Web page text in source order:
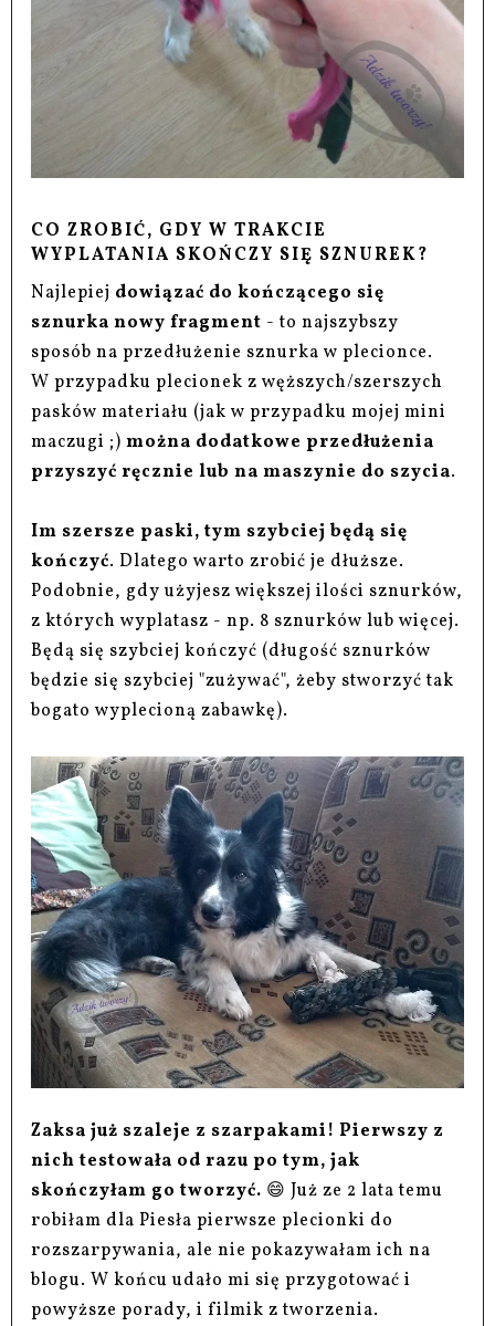
CO ZROBIĆ, GDY W TRAKCIE
WYPLATANIA SKOŃCZY SIĘ SZNUREK?
Najlepiej dowiązać do kończącego się
sznurka nowy fragment - to najszybszy
sposób na przedłużenie sznurka w plecionce.
W przypadku plecionek z węższych/szerszych
pasków materiału (jak w przypadku mojej mini
maczugi ;)można dodatkowe przedłużenia
przyszyć ręcznie lub na maszynie do szycia.
Im szersze paski, tym szybciej będą się
kończyć. Dlatego warto zrobić je dłuższe.
Podobnie, gdy użyjesz większej ilości sznurków,
z których wyplatasz - np. 8 sznurków lub więcej.
Będą się szybciej kończyć (długość sznurków
będzie się szybciej "zużywać", żeby stworzyć tak
bogato wyplecioną zabawkę).
Zaksa już szaleje z szarpakami! Pierwszy z
nich testowała od razu po tym, jak
skończyłam go tworzyć. 😄 Już ze 2 lata temu
robiłam dla Piesła pierwsze plecionki do
rozszarpywania, ale nie pokazywałam ich na
blogu. W końcu udało mi się przygotować i
powyższe porady, i filmik z tworzenia.